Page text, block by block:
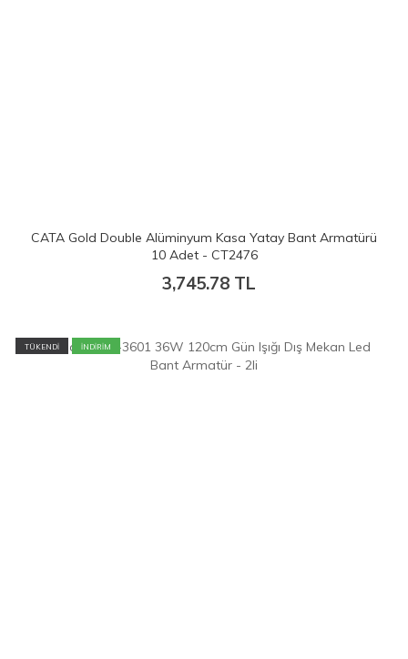
CATA Gold Double Alüminyum Kasa Yatay Bant Armatürü
10 Adet - CT2476
3,745.78TL
TÜKENDİ İNDİRİM